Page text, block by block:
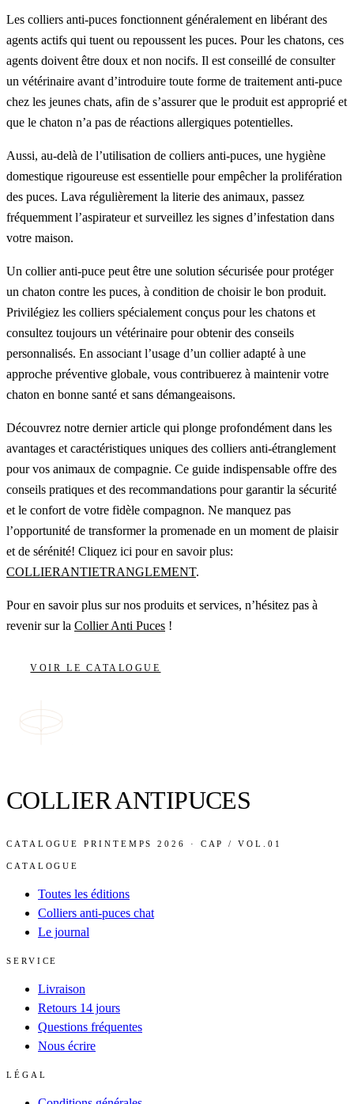
Les colliers anti-puces fonctionnent généralement en libérant des
agents actifs qui tuent ou repoussent les puces. Pour les chatons, ces
agents doivent être doux et non nocifs. Il est conseillé de consulter
un vétérinaire avant d’introduire toute forme de traitement anti-puce
chez les jeunes chats, afin de s’assurer que le produit est approprié et
que le chaton n’a pas de réactions allergiques potentielles.
Aussi, au-delà de l’utilisation de colliers anti-puces, une hygiène
domestique rigoureuse est essentielle pour empêcher la prolifération
des puces. Lava régulièrement la literie des animaux, passez
fréquemment l’aspirateur et surveillez les signes d’infestation dans
votre maison.
Un collier anti-puce peut être une solution sécurisée pour protéger
un chaton contre les puces, à condition de choisir le bon produit.
Privilégiez les colliers spécialement conçus pour les chatons et
consultez toujours un vétérinaire pour obtenir des conseils
personnalisés. En associant l’usage d’un collier adapté à une
approche préventive globale, vous contribuerez à maintenir votre
chaton en bonne santé et sans démangeaisons.
Découvrez notre dernier article qui plonge profondément dans les
avantages et caractéristiques uniques des colliers anti-étranglement
pour vos animaux de compagnie. Ce guide indispensable offre des
conseils pratiques et des recommandations pour garantir la sécurité
et le confort de votre fidèle compagnon. Ne manquez pas
l’opportunité de transformer la promenade en un moment de plaisir
et de sérénité! Cliquez ici pour en savoir plus:
COLLIERANTIETRANGLEMENT.
Pour en savoir plus sur nos produits et services, n’hésitez pas à
revenir sur la Collier Anti Puces !
VOIR LE CATALOGUE
COLLIER ANTIPUCES
CATALOGUE PRINTEMPS 2026 · CAP / VOL.01
CATALOGUE
Toutes les éditions
Colliers anti-puces chat
Le journal
SERVICE
Livraison
Retours 14 jours
Questions fréquentes
Nous écrire
LÉGAL